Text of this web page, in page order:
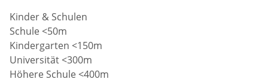
Kinder & Schulen
Schule <50m
Kindergarten <150m
Universität <300m
Höhere Schule <400m